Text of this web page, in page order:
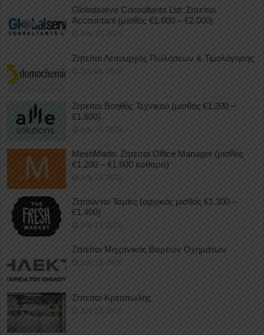
Globalserve Consultants Ltd: Ζητείται
Accountant (μισθός €1.600 – €2.000)
July 17, 2026
Ζητείται Λειτουργός Πωλήσεων & Τιμολόγησης
July 16, 2026
Ζητείται Βοηθός Τεχνικού (μισθός €1.200 –
€1.600)
July 15, 2026
MeshMade: Ζητείται Office Manager (μισθός
€1.200 – €1.600 καθαρά)
July 15, 2026
Ζητούνται Ταμίες (αρχικός μισθός €1.300 –
€1.400)
July 14, 2026
Ζητείται Μηχανικός Βαρέων Οχημάτων
July 13, 2026
Ζητείται Κρεοπώλης
July 12, 2026